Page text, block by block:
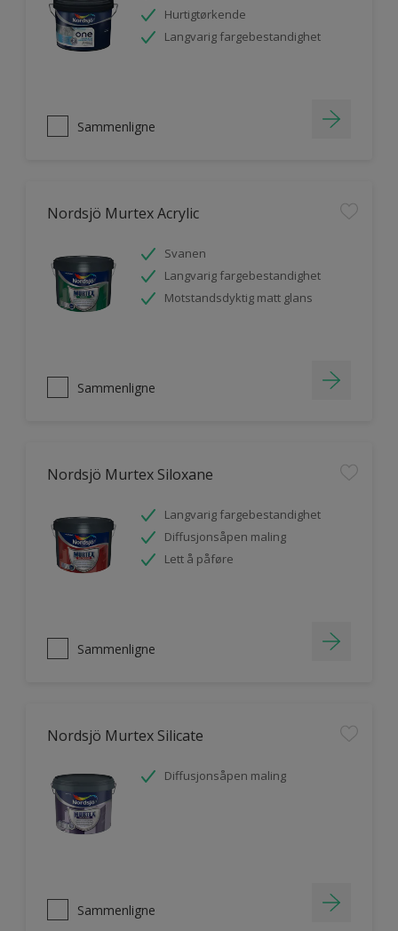
Hurtigtørkende
Langvarig fargebestandighet
Sammenligne
Nordsjö Murtex Acrylic
Svanen
Langvarig fargebestandighet
Motstandsdyktig matt glans
Sammenligne
Nordsjö Murtex Siloxane
Langvarig fargebestandighet
Diffusjonsåpen maling
Lett å påføre
Sammenligne
Nordsjö Murtex Silicate
Diffusjonsåpen maling
Sammenligne